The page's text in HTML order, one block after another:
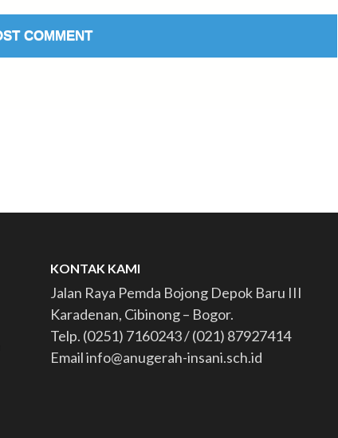
KONTAK KAMI
Jalan Raya Pemda Bojong Depok Baru III
Karadenan, Cibinong – Bogor.
Telp. (0251) 7160243 / (021) 87927414
Email info@anugerah-insani.sch.id